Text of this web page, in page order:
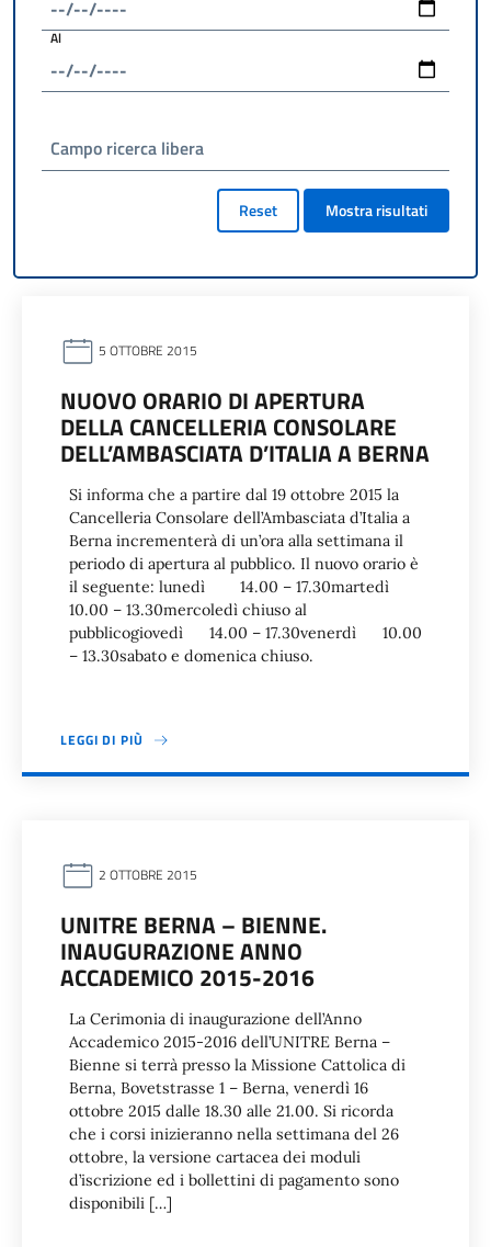
Al
Campo ricerca libera
Reset Mostra risultati
5 OTTOBRE 2015
NUOVO ORARIO DI APERTURA
DELLA CANCELLERIA CONSOLARE
DELL’AMBASCIATA D’ITALIA A BERNA
Si informa che a partire dal 19 ottobre 2015 la
Cancelleria Consolare dell’Ambasciata d’Italia a
Berna incrementerà di un’ora alla settimana il
periodo di apertura al pubblico. Il nuovo orario è
il seguente: lunedì 14.00 – 17.30martedì
10.00 – 13.30mercoledì chiuso al
pubblicogiovedì 14.00 – 17.30venerdì 10.00
– 13.30sabato e domenica chiuso.
LEGGI DI PIÙ
2 OTTOBRE 2015
UNITRE BERNA – BIENNE.
INAUGURAZIONE ANNO
ACCADEMICO 2015-2016
La Cerimonia di inaugurazione dell’Anno
Accademico 2015-2016 dell’UNITRE Berna –
Bienne si terrà presso la Missione Cattolica di
Berna, Bovetstrasse 1 – Berna, venerdì 16
ottobre 2015 dalle 18.30 alle 21.00. Si ricorda
che i corsi inizieranno nella settimana del 26
ottobre, la versione cartacea dei moduli
d’iscrizione ed i bollettini di pagamento sono
disponibili […]